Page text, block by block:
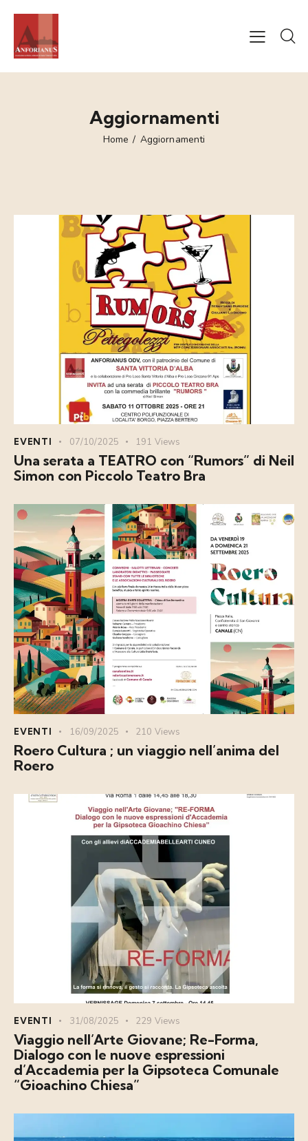
Aggiornamenti
Home Aggiornamenti
EVENTI 07/10/2025 191 Views
Una serata a TEATRO con “Rumors” di Neil
Simon con Piccolo Teatro Bra
EVENTI 16/09/2025 210 Views
Roero Cultura ; un viaggio nell’anima del
Roero
EVENTI 31/08/2025 229 Views
Viaggio nell’Arte Giovane; Re-Forma,
Dialogo con le nuove espressioni
d’Accademia per la Gipsoteca Comunale
“Gioachino Chiesa”